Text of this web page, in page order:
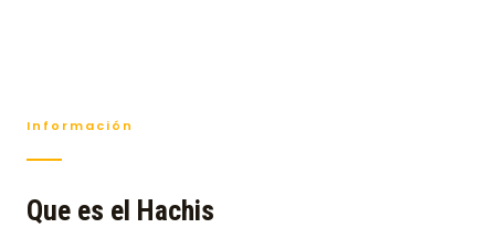
Información
Que es el Hachis